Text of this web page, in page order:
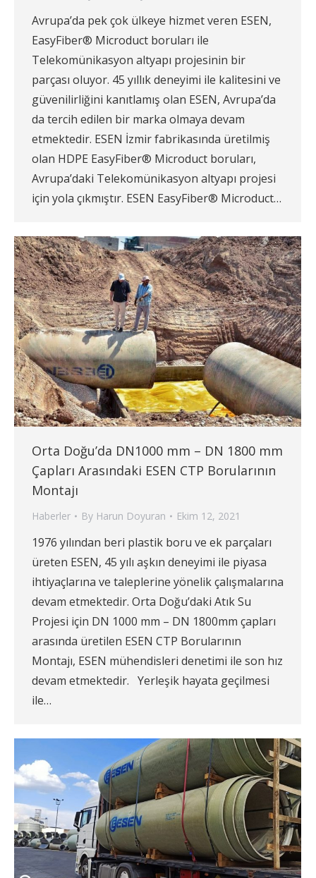
Avrupa’da pek çok ülkeye hizmet veren ESEN,
EasyFiber® Microduct boruları ile
Telekomünikasyon altyapı projesinin bir
parçası oluyor. 45 yıllık deneyimi ile kalitesini ve
güvenilirliğini kanıtlamış olan ESEN, Avrupa’da
da tercih edilen bir marka olmaya devam
etmektedir. ESEN İzmir fabrikasında üretilmiş
olan HDPE EasyFiber® Microduct boruları,
Avrupa’daki Telekomünikasyon altyapı projesi
için yola çıkmıştır. ESEN EasyFiber® Microduct…
Orta Doğu’da DN1000 mm – DN 1800 mm
Çapları Arasındaki ESEN CTP Borularının
Montajı
Haberler By Harun Doyuran Ekim 12, 2021
1976 yılından beri plastik boru ve ek parçaları
üreten ESEN, 45 yılı aşkın deneyimi ile piyasa
ihtiyaçlarına ve taleplerine yönelik çalışmalarına
devam etmektedir. Orta Doğu’daki Atık Su
Projesi için DN 1000 mm – DN 1800mm çapları
arasında üretilen ESEN CTP Borularının
Montajı, ESEN mühendisleri denetimi ile son hız
devam etmektedir. Yerleşik hayata geçilmesi
ile…